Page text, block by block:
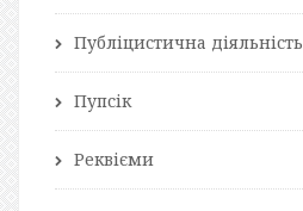
Публіцистична діяльність
Пупсік
Реквієми